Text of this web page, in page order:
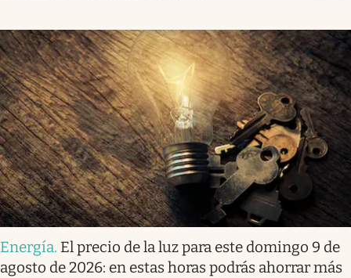
Energía. El precio de la luz para este domingo 9 de
agosto de 2026: en estas horas podrás ahorrar más